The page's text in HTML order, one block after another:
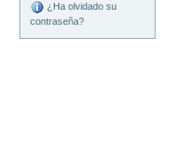
¿Ha olvidado su
contraseña?